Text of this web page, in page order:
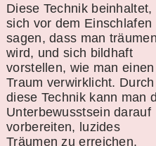
Diese Technik beinhaltet,
sich vor dem Einschlafen
sagen, dass man
wird, und sich bildhaft
vorstellen, wie man einen
Traum verwirklicht. Durch
diese Technik kann man
Unterbewusstsein darauf
vorbereiten, luzides
Träumen zu erreichen.